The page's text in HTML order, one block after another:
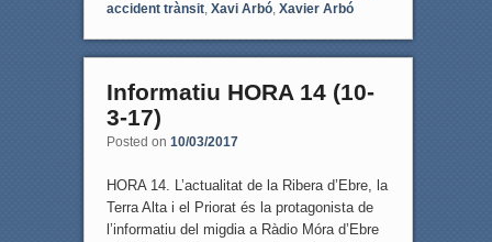
accident trànsit, Xavi Arbó, Xavier Arbó
Informatiu HORA 14 (10-
3-17)
Posted on 10/03/2017
HORA 14. L’actualitat de la Ribera d’Ebre, la
Terra Alta i el Priorat és la protagonista de
l’informatiu del migdia a Ràdio Móra d’Ebre